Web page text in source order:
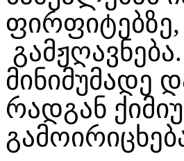
მინიმუმადე
რადგან